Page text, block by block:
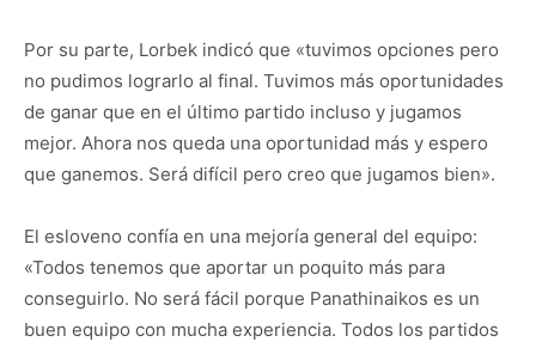
Por su parte, Lorbek indicó que «tuvimos opciones pero
no pudimos lograrlo al final. Tuvimos más oportunidades
de ganar que en el último partido incluso y jugamos
mejor. Ahora nos queda una oportunidad más y espero
que ganemos. Será difícil pero creo que jugamos bien».
El esloveno confía en una mejoría general del equipo:
«Todos tenemos que aportar un poquito más para
conseguirlo. No será fácil porque Panathinaikos es un
buen equipo con mucha experiencia. Todos los partidos